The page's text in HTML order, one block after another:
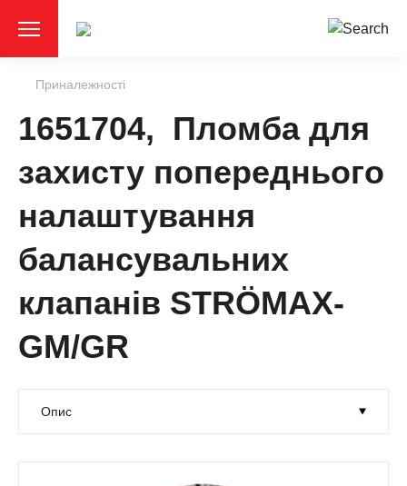
Приналежності
1651704, Пломба для
захисту попереднього
налаштування
балансувальних
клапанів STRÖMAX-
GМ/GR